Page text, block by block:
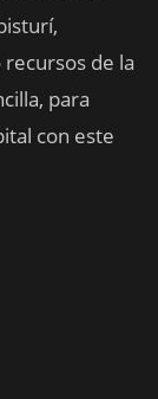
de la
para
con este